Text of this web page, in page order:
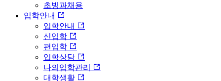
초빙과채용
입학안내
입학안내
신입학
편입학
입학상담
나의입학관리
대학생활